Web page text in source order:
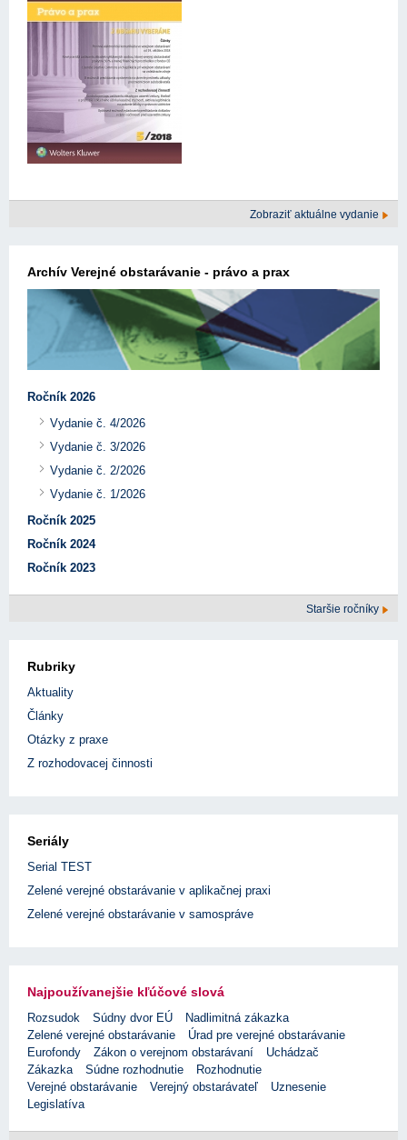
Zobraziť aktuálne vydanie
Archív Verejné obstarávanie - právo a prax
Ročník 2026
Vydanie č. 4/2026
Vydanie č. 3/2026
Vydanie č. 2/2026
Vydanie č. 1/2026
Ročník 2025
Ročník 2024
Ročník 2023
Staršie ročníky
Rubriky
Aktuality
Články
Otázky z praxe
Z rozhodovacej činnosti
Seriály
Serial TEST
Zelené verejné obstarávanie v aplikačnej praxi
Zelené verejné obstarávanie v samospráve
Najpoužívanejšie kľúčové slová
Rozsudok Súdny dvor EÚ
Nadlimitná zákazka
Zelené verejné obstarávanie
Úrad pre verejné obstarávanie
Eurofondy
Zákon o verejnom obstarávaní
Uchádzač
Zákazka
Súdne rozhodnutie
Rozhodnutie
Verejné obstarávanie
Verejný obstarávateľ
Uznesenie
Legislatíva